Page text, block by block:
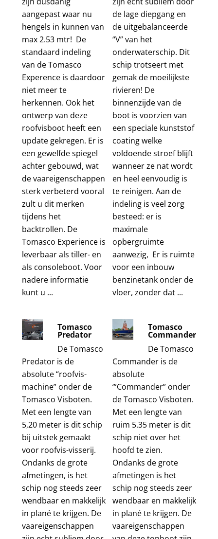
aangepast waar nu
hengels in kunnen van
max 2.53 mtr! De
standaard indeling
van de Tomasco
Experence is daardoor
niet meer te
herkennen. Ook het
ontwerp van deze
roofvisboot heeft een
update gekregen. Er is
een gewelfde spiegel
achter gebouwd, wat
de vaareigenschappen
sterk verbeterd vooral
zult u dit merken
tijdens het
backtrollen. De
Tomasco Experience is
leverbaar als tiller- en
als consoleboot. Voor
nadere informatie
kunt u ...
de lage diepgang en
de uitgebalanceerde
“V” van het
onderwaterschip. Dit
schip trotseert met
gemak de moeilijkste
rivieren! De
binnenzijde van de
boot is voorzien van
een speciale kunststof
coating welke
voldoende stroef blijft
wanneer ze nat wordt
en heel eenvoudig is
te reinigen. Aan de
indeling is veel zorg
besteed: er is
maximale
opbergruimte
aanwezig, Er is ruimte
voor een inbouw
benzinetank onder de
vloer, zonder dat ...
Tomasco
Predator
De Tomasco
Predator is de
absolute “roofvis-
machine” onder de
Tomasco Visboten.
Met een lengte van
5,20 meter is dit schip
bij uitstek gemaakt
voor roofvis-visserij.
Ondanks de grote
afmetingen, is het
schip nog steeds zeer
wendbaar en makkelijk
in plané te krijgen. De
vaareigenschappen
Tomasco
Commander
De Tomasco
Commander is de
absolute
‘”Commander” onder
de Tomasco Visboten.
Met een lengte van
ruim 5.35 meter is dit
schip niet over het
hoofd te zien.
Ondanks de grote
afmetingen is het
schip nog steeds zeer
wendbaar en makkelijk
in plané te krijgen. De
vaareigenschappen